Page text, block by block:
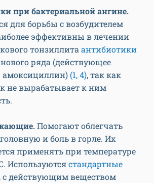
при бактериальной ангине.
для борьбы с возбудителем
эффективны в лечении
тонзиллитаантибиотики
ряда (действующее
амоксициллин) (1, 4), так как
не вырабатывает к ним
Помогают облегчать
и боль в горле. Их
применять при температуре
Используютсястандартные
, с действующим веществом